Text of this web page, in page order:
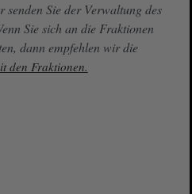
Sie der Verwaltung des
Sie sich an die Fraktionen
dann empfehlen wir die
den Fraktionen.